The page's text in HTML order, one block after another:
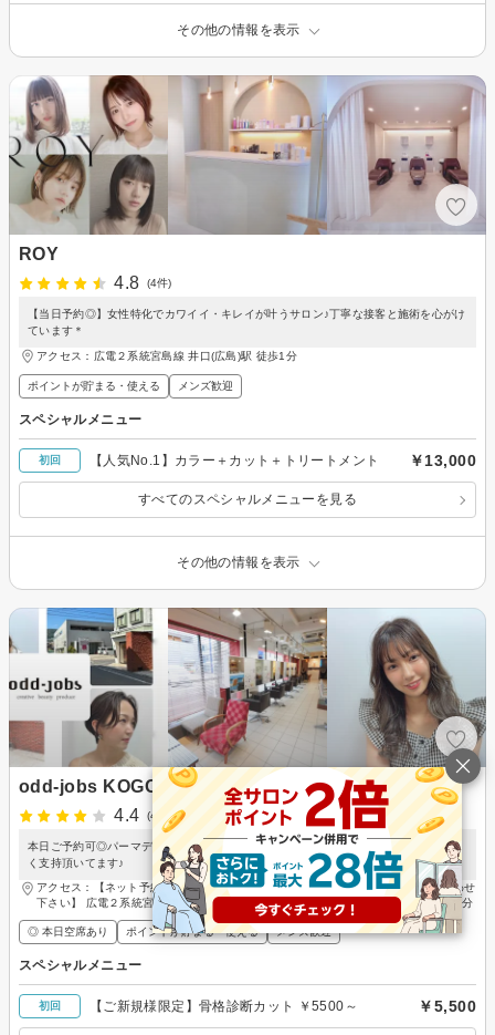
その他の情報を表示
ROY
4.8
(4件)
【当日予約◎】女性特化でカワイイ・キレイが叶うサロン♪丁寧な接客と施術を心がけ
ています＊
アクセス：広電２系統宮島線 井口(広島)駅 徒歩1分
ポイントが貯まる・使える メンズ歓迎
スペシャルメニュー
初回 【人気No.1】カラー＋カット＋トリートメント ￥13,000
すべてのスペシャルメニューを見る
その他の情報を表示
odd-jobs KOGO
4.4
(41件)
本日ご予約可◎パーマデザインでちょっとした変化と遊び心を。パーマスタイルに多
く支持頂いてます♪
アクセス：【ネット予約×の場合でも予約可能なときがあるのでお気軽にお問い合わせ
下さい】 広電２系統宮島線 古江駅 徒歩5分、広島バス 25号線 庚午住宅入口 徒歩2分
◎ 本日空席あり ポイントが貯まる・使える メンズ歓迎
スペシャルメニュー
初回 【ご新規様限定】骨格診断カット ￥5500～ ￥5,500